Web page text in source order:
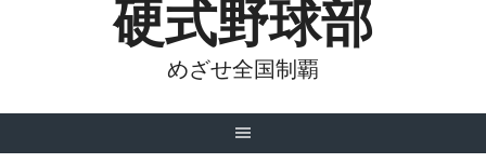
硬式野球部
めざせ全国制覇